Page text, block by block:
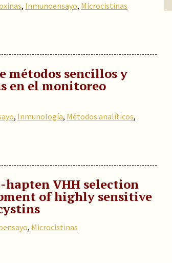
, Inmunoensayo, Microcistinas
métodos sencillos y
en el monitoreo
, Inmunología, Métodos analíticos,
VHH selection
of highly sensitive
, Microcistinas